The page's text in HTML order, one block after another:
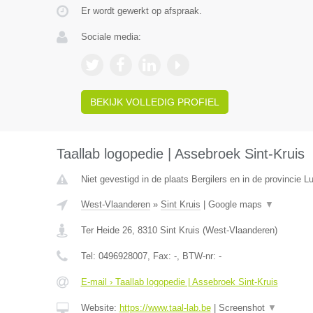
Er wordt gewerkt op afspraak.
Sociale media:
BEKIJK VOLLEDIG PROFIEL
Taallab logopedie | Assebroek Sint-Kruis
Niet gevestigd in de plaats Bergilers en in de provincie
West-Vlaanderen» Sint Kruis Google maps ▼
Ter Heide 26, 8310 Sint Kruis (West-Vlaanderen)
Tel: 0496928007, Fax: -, BTW-nr: -
E-mail › Taallab logopedie | Assebroek Sint-Kruis
Website: https://www.taal-lab.be| Screenshot ▼